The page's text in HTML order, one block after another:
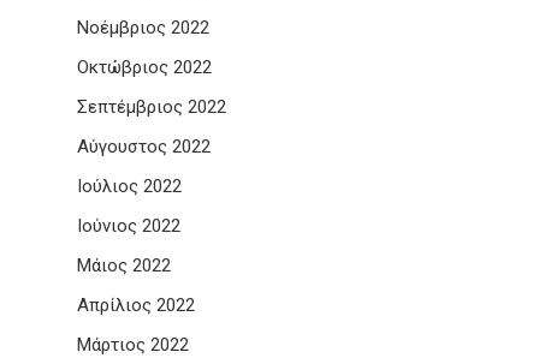
Νοέμβριος 2022
Οκτώβριος 2022
Σεπτέμβριος 2022
Αύγουστος 2022
Ιούλιος 2022
Ιούνιος 2022
Μάιος 2022
Απρίλιος 2022
Μάρτιος 2022